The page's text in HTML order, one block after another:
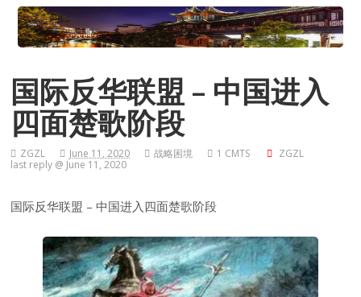
国际反华联盟 – 中国进入
四面楚歌阶段
ZGZL June 11, 2020 战略困境 1 CMTS
ZGZL
last reply @ June 11, 2020
国际反华联盟 – 中国进入四面楚歌阶段